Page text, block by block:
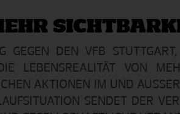
GEGEN DEN VFB
LEBENSREALITÄT VON
AKTIONEN IM UND
SENDET DER